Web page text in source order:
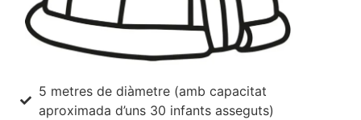
5 metres de diàmetre (amb capacitat
aproximada d’uns 30 infants asseguts)